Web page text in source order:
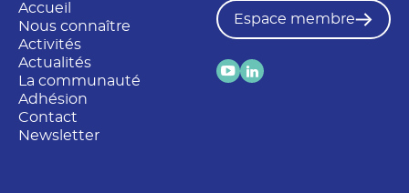
Accueil
Nous connaître
Activités
Actualités
La communauté
Adhésion
Contact
Newsletter
Espace membre